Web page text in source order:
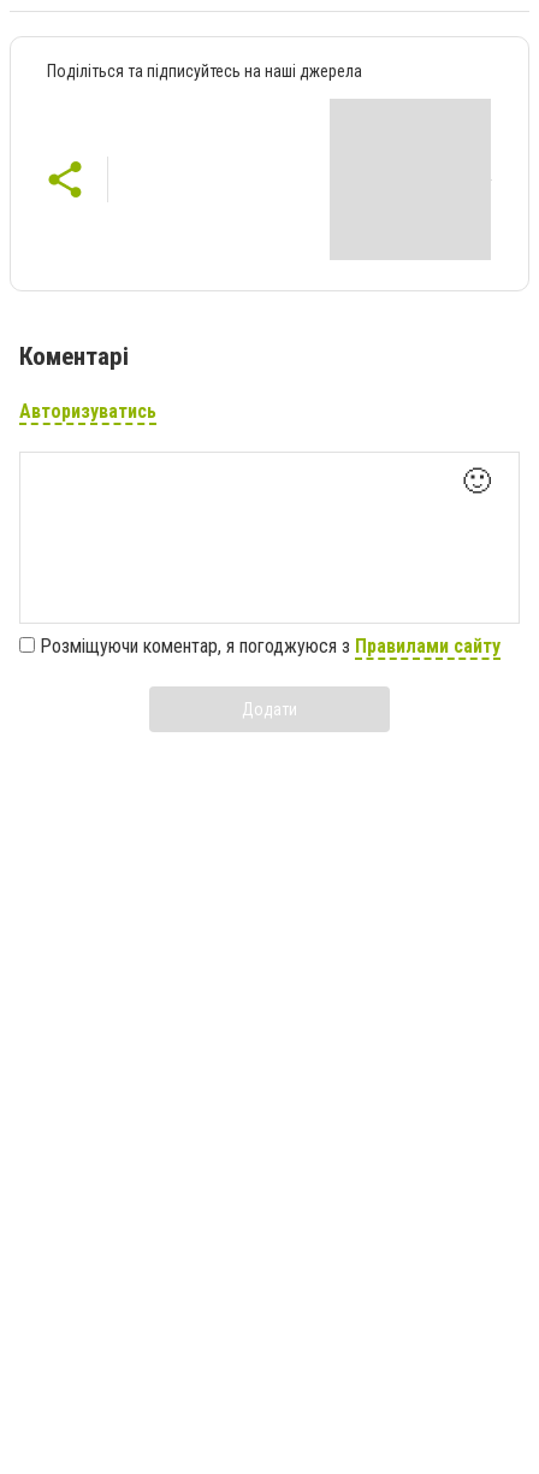
Поділіться та підписуйтесь на наші джерела
Коментарі
Авторизуватись
🙂
Розміщуючи коментар, я погоджуюся з Правилами сайту
Додати